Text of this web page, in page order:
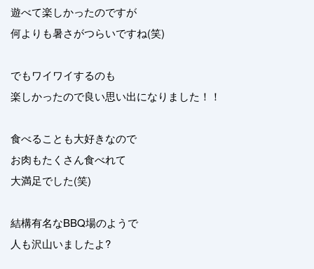
遊べて楽しかったのですが
何よりも暑さがつらいですね(笑)
でもワイワイするのも
楽しかったので良い思い出になりました！！
食べることも大好きなので
お肉もたくさん食べれて
大満足でした(笑)
結構有名なBBQ場のようで
人も沢山いましたよ?